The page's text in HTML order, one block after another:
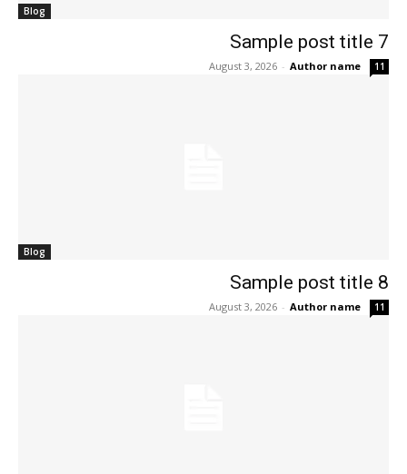
Blog
Sample post title 7
Author name
-
August 3, 2026 11
Blog
Sample post title 8
Author name
-
August 3, 2026 11